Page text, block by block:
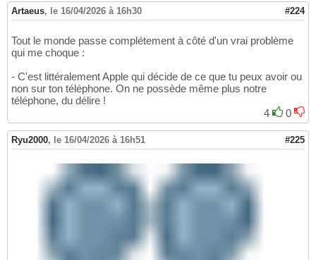
Artaeus, le 16/04/2026 à 16h30 #224
Tout le monde passe complétement à côté d'un vrai problème
qui me choque :
- C'est littéralement Apple qui décide de ce que tu peux avoir ou
non sur ton téléphone. On ne possède même plus notre
téléphone, du délire !
4
0
Ryu2000, le 16/04/2026 à 16h51 #225